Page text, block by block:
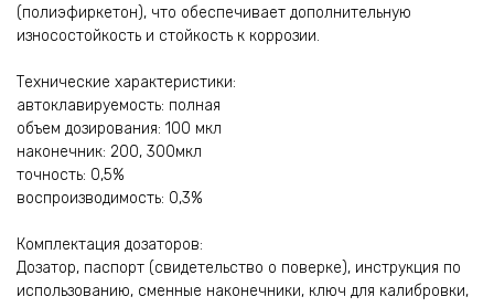
(полиэфиркетон), что обеспечивает дополнительную
износостойкость и стойкость к коррозии.
Технические характеристики:
автоклавируемость: полная
объем дозирования: 100 мкл
наконечник: 200, 300мкл
точность: 0,5%
воспроизводимость: 0,3%
Комплектация дозаторов:
Дозатор, паспорт (свидетельство о поверке), инструкция по
использованию, сменные наконечники, ключ для калибровки,